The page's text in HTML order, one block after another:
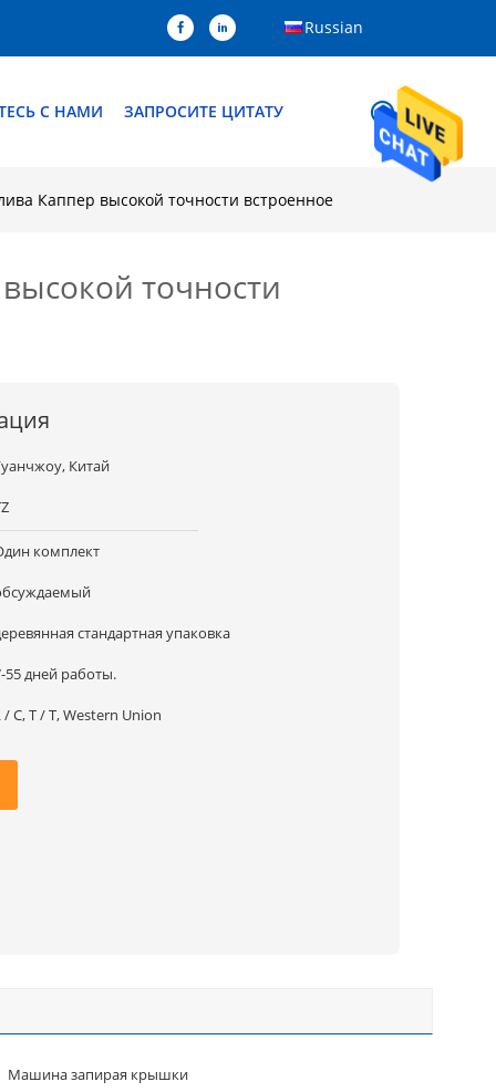
Russian
С НАМИ ЗАПРОСИТЕ ЦИТАТУ
Каппер высокой точности встроенное
точности
Китай
комплект
стандартная упаковка
55 дней работы.
/ C, T / T, Western Union
Машина запирая крышки